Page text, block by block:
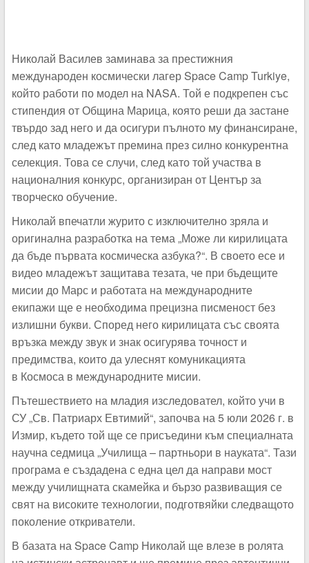
Николай Василев заминава за престижния
международен космически лагер Space Camp Turkiye,
който работи по модел на NASA. Той е подкрепен със
стипендия от Община Марица, която реши да застане
твърдо зад него и да осигури пълното му финансиране,
след като младежът премина през силно конкурентна
селекция. Това се случи, след като той участва в
националния конкурс, организиран от Център за
творческо обучение.
Николай впечатли журито с изключително зряла и
оригинална разработка на тема „Може ли кирилицата
да бъде първата космическа азбука?“. В своето есе и
видео младежът защитава тезата, че при бъдещите
мисии до Марс и работата на международните
екипажи ще е необходима прецизна писменост без
излишни букви. Според него кирилицата със своята
връзка между звук и знак осигурява точност и
предимства, които да улеснят комуникацията
в Космоса в международните мисии.
Пътешествието на младия изследовател, който учи в
СУ „Св. Патриарх Евтимий“, започва на 5 юли 2026 г. в
Измир, където той ще се присъедини към специалната
научна седмица „Училища – партньори в науката“. Тази
програма е създадена с една цел да направи мост
между училищната скамейка и бързо развиващия се
свят на високите технологии, подготвяйки следващото
поколение откриватели.
В базата на Space Camp Николай ще влезе в ролята